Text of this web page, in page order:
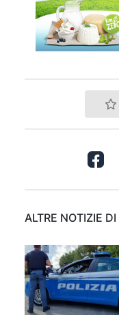
ALTRE NOTIZIE